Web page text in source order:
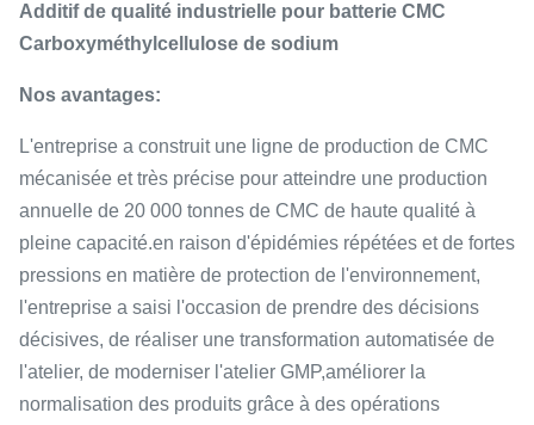
Additif de qualité industrielle pour batterie CMC
Carboxyméthylcellulose de sodium
Nos avantages:
L'entreprise a construit une ligne de production de CMC
mécanisée et très précise pour atteindre une production
annuelle de 20 000 tonnes de CMC de haute qualité à
pleine capacité.en raison d'épidémies répétées et de fortes
pressions en matière de protection de l'environnement,
l'entreprise a saisi l'occasion de prendre des décisions
décisives, de réaliser une transformation automatisée de
l'atelier, de moderniser l'atelier GMP,améliorer la
normalisation des produits grâce à des opérations